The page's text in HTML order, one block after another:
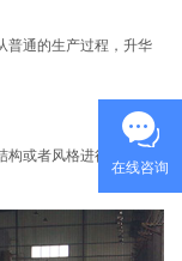
普通的生产过程，升华
构或者风格进行调整，
在线咨询